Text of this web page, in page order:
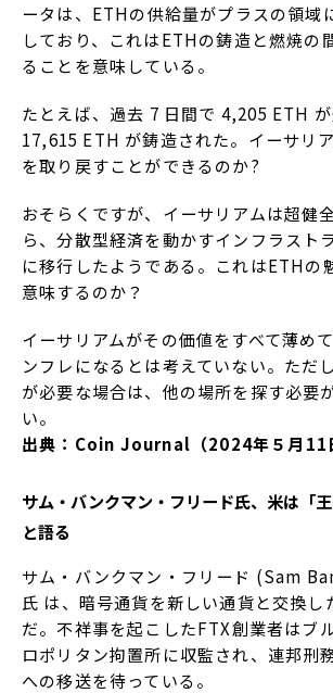
ータは、ETHの供給量がプラスの領域
しており、これはETHの鋳造と燃焼の
ることを意味している。
たとえば、過去 7 日間で 4,205 ETH が
17,615 ETH が鋳造された。イーサリ
を取り戻すことができるのか?
おそらくですが、イーサリアムは超健
ら、分散型経済を動かすインフラスト
に移行したようである。これはETHの
意味するのか？
イーサリアムがその価値をすべて薄め
ンフレになるとは考えていない。ただ
が必要な場合は、他の場所を探す必要
い。
出典：Coin Journal（2024年５月11
サム・バンクマン・フリード氏、米は「王
と語る
サム・バンクマン・フリード (Sam
氏 は、暗号通貨を新しい通貨と交換し
だ。不祥事を起こしたFTX創業者はブ
ロポリタン拘置所に収監され、連邦刑
への移送を待っている。